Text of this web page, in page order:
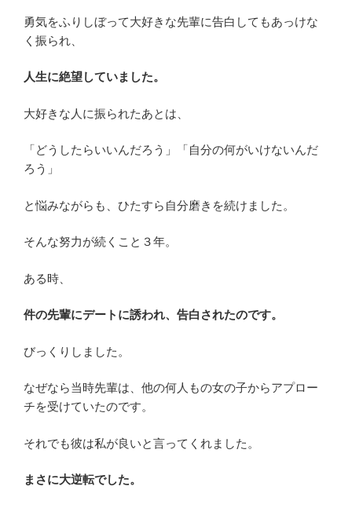
勇気をふりしぼって大好きな先輩に告白してもあっけな
く振られ、
人生に絶望していました。
大好きな人に振られたあとは、
「どうしたらいいんだろう」「自分の何がいけないんだ
ろう」
と悩みながらも、ひたすら自分磨きを続けました。
そんな努力が続くこと３年。
ある時、
件の先輩にデートに誘われ、告白されたのです。
びっくりしました。
なぜなら当時先輩は、他の何人もの女の子からアプロー
チを受けていたのです。
それでも彼は私が良いと言ってくれました。
まさに大逆転でした。